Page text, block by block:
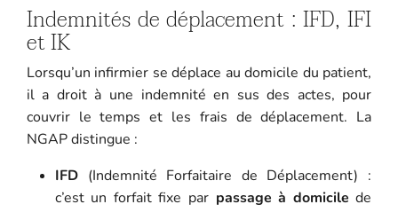
Indemnités de déplacement : IFD, IFI
et IK
Lorsqu’un infirmier se déplace au domicile du patient,
il a droit à une indemnité en sus des actes, pour
couvrir le temps et les frais de déplacement. La
NGAP distingue :
IFD(Indemnité Forfaitaire de Déplacement) :
c’est un forfait fixe par passage à domicile de